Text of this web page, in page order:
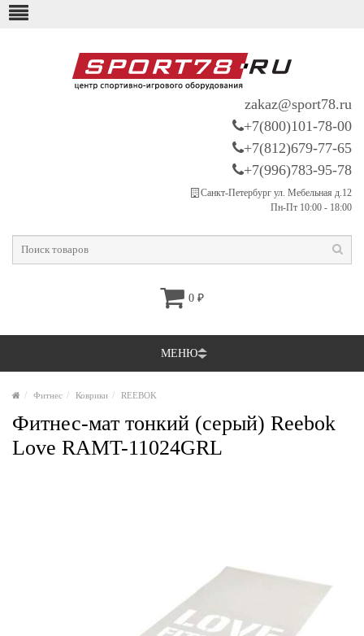
zakaz@sport78.ru
+7(800)101-78-00
+7(812)679-77-65
+7(996)783-95-78
Санкт-Петербург ул. Мебельная д.12
Пн-Пт 10:00 - 18:00
0 ₽
МЕНЮ
Фитнес Коврики REEBOK
Фитнес-мат тонкий (серый) Reebok
Love RAMT-11024GRL